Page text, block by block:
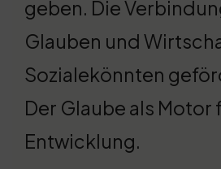
geben. Die
Glauben und
Sozialekönnten
Der Glaube als Motor
Entwicklung.